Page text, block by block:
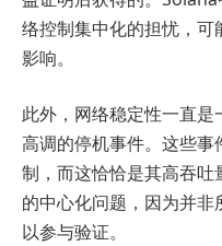
络控制集中化的担忧，
影响。
此外，网络稳定性一直
高调的停机事件。这些
制，而这恰恰是其高吞
的中心化问题，因为并
以参与验证。